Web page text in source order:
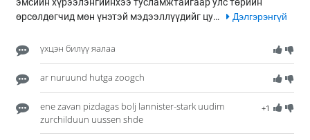
өрсөлдөгчид мөн үнэтэй мэдээллүүдийг цу…
Дэлгэрэнгүй
үхцэн билүү яалаа
ar nuruund hutga zoogch
+1
ene zavan pizdagas bolj lannister-stark uudim
zurchilduun uussen shde